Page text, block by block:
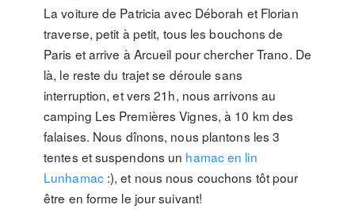
La voiture de Patricia avec Déborah et Florian
traverse, petit à petit, tous les bouchons de
Paris et arrive à Arcueil pour chercher Trano. De
là, le reste du trajet se déroule sans
interruption, et vers 21h, nous arrivons au
camping Les Premières Vignes, à 10 km des
falaises. Nous dînons, nous plantons les 3
tentes et suspendons un hamac en lin
Lunhamac:), et nous nous couchons tôt pour
être en forme le jour suivant!